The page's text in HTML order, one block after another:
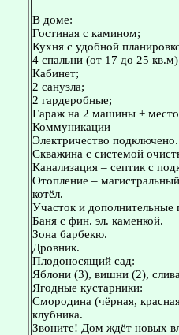
В доме:
Гостиная с камином;
Кухня с удобной
4 спальни (от 17 до 25
Кабинет;
2 санузла;
2 гардеробные;
Гараж на 2 машины + место
Коммуникации
Электричество подключено.
Скважина с системой
Канализация – септик с
Отопление –
котёл.
Участок и дополнительные
Баня с фин. эл. каменкой.
Зона барбекю.
Дровник.
Плодоносящий сад:
Яблони (3), вишни (2),
Ягодные кустарники:
Смородина (чёрная,
клубника.
Звоните! Дом ждёт новых